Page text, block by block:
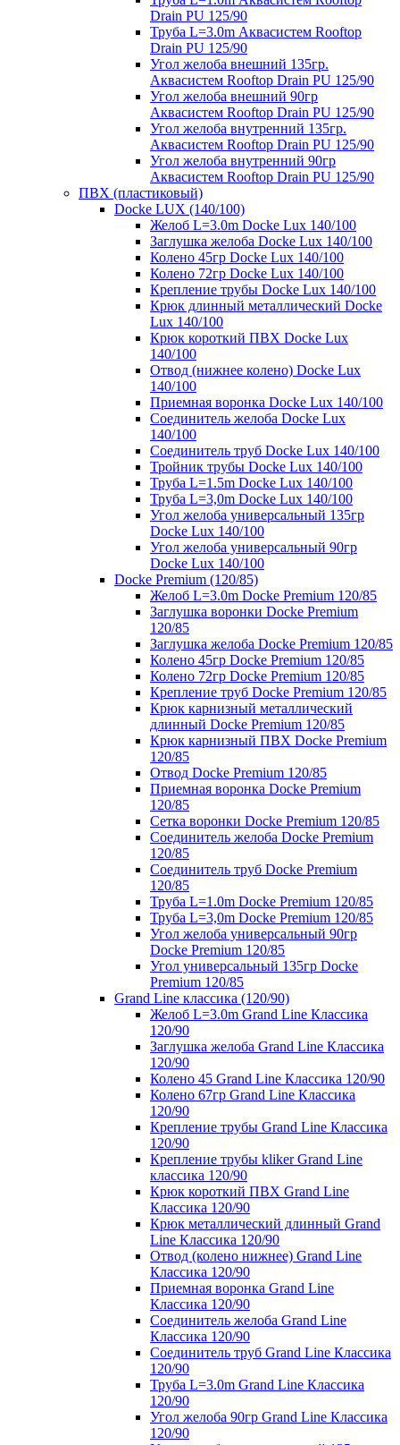
Drain PU 125/90
Труба L=3.0m Аквасистем Rooftop
Drain PU 125/90
Угол желоба внешний 135гр.
Аквасистем Rooftop Drain PU 125/90
Угол желоба внешний 90гр
Аквасистем Rooftop Drain PU 125/90
Угол желоба внутренний 135гр.
Аквасистем Rooftop Drain PU 125/90
Угол желоба внутренний 90гр
Аквасистем Rooftop Drain PU 125/90
ПВХ (пластиковый)
Docke LUX (140/100)
Желоб L=3.0m Docke Lux 140/100
Заглушка желоба Docke Lux 140/100
Колено 45гр Docke Lux 140/100
Колено 72гр Docke Lux 140/100
Крепление трубы Docke Lux 140/100
Крюк длинный металлический Docke
Lux 140/100
Крюк короткий ПВХ Docke Lux
140/100
Отвод (нижнее колено) Docke Lux
140/100
Приемная воронка Docke Lux 140/100
Соединитель желоба Docke Lux
140/100
Соединитель труб Docke Lux 140/100
Тройник трубы Docke Lux 140/100
Труба L=1.5m Docke Lux 140/100
Труба L=3,0m Docke Lux 140/100
Угол желоба универсальный 135гр
Docke Lux 140/100
Угол желоба универсальный 90гр
Docke Lux 140/100
Docke Premium (120/85)
Желоб L=3.0m Docke Premium 120/85
Заглушка воронки Docke Premium
120/85
Заглушка желоба Docke Premium 120/85
Колено 45гр Docke Premium 120/85
Колено 72гр Docke Premium 120/85
Крепление труб Docke Premium 120/85
Крюк карнизный металлический
длинный Docke Premium 120/85
Крюк карнизный ПВХ Docke Premium
120/85
Отвод Docke Premium 120/85
Приемная воронка Docke Premium
120/85
Сетка воронки Docke Premium 120/85
Соединитель желоба Docke Premium
120/85
Соединитель труб Docke Premium
120/85
Труба L=1.0m Docke Premium 120/85
Труба L=3,0m Docke Premium 120/85
Угол желоба универсальный 90гр
Docke Premium 120/85
Угол универсальный 135гр Docke
Premium 120/85
Grand Line классика (120/90)
Желоб L=3.0m Grand Line Классика
120/90
Заглушка желоба Grand Line Классика
120/90
Колено 45 Grand Line Классика 120/90
Колено 67гр Grand Line Классика
120/90
Крепление трубы Grand Line Классика
120/90
Крепление трубы kliker Grand Line
классика 120/90
Крюк короткий ПВХ Grand Line
Классика 120/90
Крюк металлический длинный Grand
Line Классика 120/90
Отвод (колено нижнее) Grand Line
Классика 120/90
Приемная воронка Grand Line
Классика 120/90
Соединитель желоба Grand Line
Классика 120/90
Соединитель труб Grand Line Классика
120/90
Труба L=3.0m Grand Line Классика
120/90
Угол желоба 90гр Grand Line Классика
120/90